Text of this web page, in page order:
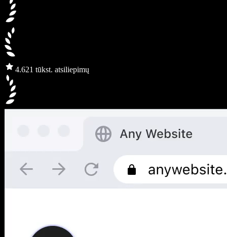
4.621 tūkst. atsiliepimų